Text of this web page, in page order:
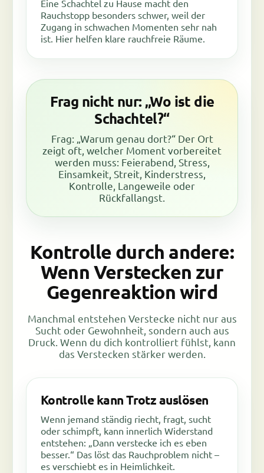
Eine Schachtel zu Hause macht den
Rauchstopp besonders schwer, weil der
Zugang in schwachen Momenten sehr nah
ist. Hier helfen klare rauchfreie Räume.
Frag nicht nur: „Wo ist die
Schachtel?“
Frag: „Warum genau dort?“ Der Ort
zeigt oft, welcher Moment vorbereitet
werden muss: Feierabend, Stress,
Einsamkeit, Streit, Kinderstress,
Kontrolle, Langeweile oder
Rückfallangst.
Kontrolle durch andere:
Wenn Verstecken zur
Gegenreaktion wird
Manchmal entstehen Verstecke nicht nur aus
Sucht oder Gewohnheit, sondern auch aus
Druck. Wenn du dich kontrolliert fühlst, kann
das Verstecken stärker werden.
Kontrolle kann Trotz auslösen
Wenn jemand ständig riecht, fragt, sucht
oder schimpft, kann innerlich Widerstand
entstehen: „Dann verstecke ich es eben
besser.“ Das löst das Rauchproblem nicht –
es verschiebt es in Heimlichkeit.